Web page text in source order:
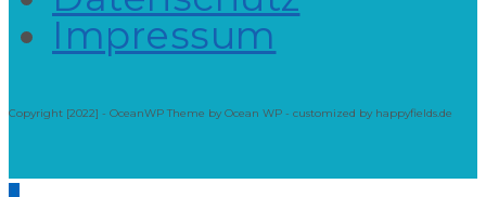
Impressum
Copyright [2022] - OceanWP Theme by Ocean WP - customized by happyfields.de